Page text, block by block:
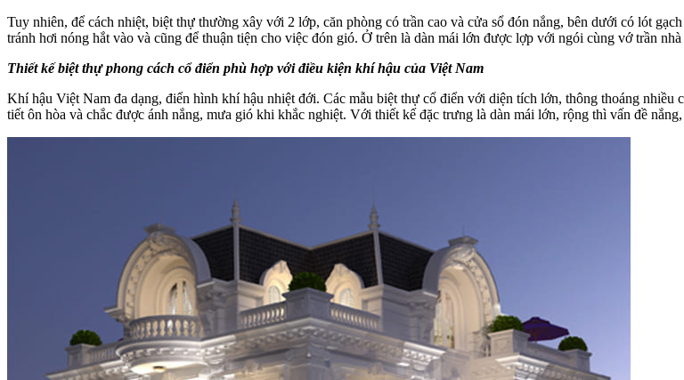
Tuy nhiên, để cách nhiệt, biệt thự thường xây với 2 lớp, căn phòng có trần cao và cửa sổ đón nắng, bên dưới có lót
tránh hơi nóng hắt vào và cũng để thuận tiện cho việc đón gió. Ở trên là dàn mái lớn được lợp với ngói cùng vớ trần
Thiết kế biệt thự phong cách cổ điển phù hợp với điều kiện khí hậu của Việt Nam
Khí hậu Việt Nam đa dạng, điển hình khí hậu nhiệt đới. Các mẫu biệt thự cổ điển với diện tích lớn, thông thoáng
tiết ôn hòa và chắc được ánh nắng, mưa gió khi khắc nghiệt. Với thiết kế đặc trưng là dàn mái lớn, rộng thì vấn đề